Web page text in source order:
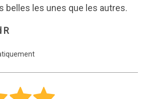
belles les unes que les autres.
R